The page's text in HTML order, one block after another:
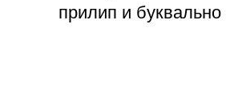
прилип и буквально